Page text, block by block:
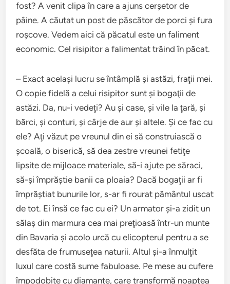
fost? A venit clipa în care a ajuns cerşetor de
pâine. A căutat un post de păscător de porci şi fura
roşcove. Vedem aici că păcatul este un faliment
economic. Cel risipitor a falimentat trăind în păcat.
– Exact acelaşi lucru se întâmplă şi astăzi, fraţii mei.
O copie fidelă a celui risipitor sunt şi bogaţii de
astăzi. Da, nu-i vedeţi? Au şi case, şi vile la ţară, şi
bărci, şi conturi, şi cârje de aur şi altele. Şi ce fac cu
ele? Aţi văzut pe vreunul din ei să construiască o
şcoală, o biserică, să dea zestre vreunei fetiţe
lipsite de mijloace materiale, să-i ajute pe săraci,
să-şi împrăştie banii ca ploaia? Dacă bogaţii ar fi
împrăştiat bunurile lor, s-ar fi rourat pământul uscat
de tot. Ei însă ce fac cu ei? Un armator şi-a zidit un
sălaş din marmura cea mai preţioasă într-un munte
din Bavaria şi acolo urcă cu elicopterul pentru a se
desfăta de frumuseţea naturii. Altul şi-a înmulţit
luxul care costă sume fabuloase. Pe mese au cufere
împodobite cu diamante, care transformă noaptea